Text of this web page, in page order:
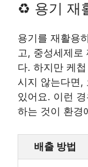
♻️ 용기 재
용기를 재활용
고, 중성세제로
다. 하지만 케
시지 않는다면,
있어요. 이런
하는 것이 환경
배출 방법